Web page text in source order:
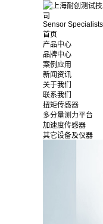
Sensor
首页
产品中心
品牌中心
案例应用
新闻资讯
关于我们
联系我们
扭矩传感器
多分量测力平台
加速度传感器
其它设备及仪器